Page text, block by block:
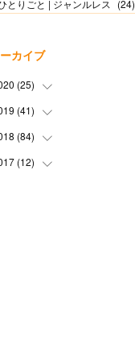
とりごと | ジャンルレス
(24)
カイブ
(25)
(1
(2
(2
(41)
(1
(3
(84)
(1
(12)